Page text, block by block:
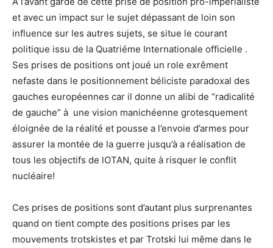
et avec un impact sur le sujet dépassant de loin son
influence sur les autres sujets, se situe le courant
politique issu de la Quatriéme Internationale officielle .
Ses prises de positions ont joué un role exrêment
nefaste dans le positionnement béliciste paradoxal des
gauches européennes car il donne un alibi de “radicalité
de gauche” à une vision manichéenne grotesquement
éloignée de la réalité et pousse a l’envoie d’armes pour
assurer la montée de la guerre jusqu’à a réalisation de
tous les objectifs de lOTAN, quite à risquer le conflit
nucléaire!
Ces prises de positions sont d’autant plus surprenantes
quand on tient compte des positions prises par les
mouvements trotskistes et par Trotski lui même dans le